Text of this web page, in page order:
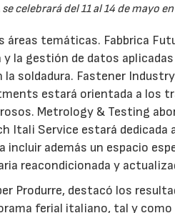
celebrará del 11 al 14 de mayo
áreas temáticas. Fabbrica
la gestión de datos aplicadas
soldadura. Fastener
estará orientada a los
Metrology & Testing
Itali Service estará
además un espacio
reacondicionada y
Produrre, destacó los
ferial italiano, tal y